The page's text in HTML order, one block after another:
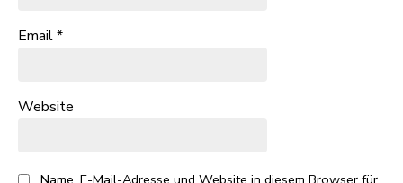
Email*
Website
Name, E-Mail-Adresse und Website in diesem Browser für